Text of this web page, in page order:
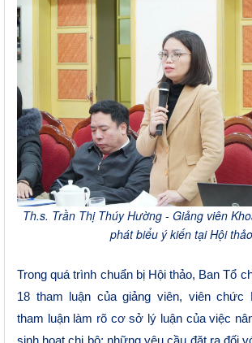
Th.s. Trần Thị Thúy Hường - Giảng viên
phát biểu ý kiến tại Hội thảo
Trong quá trình chuẩn bị Hội thảo, Ban Tổ
18 tham luận của giảng viên, viên chức
tham luận làm rõ cơ sở lý luận củaviệc